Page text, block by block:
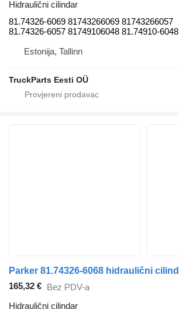
Hidraulični cilindar
81.74326-6069 81743266069 81743266057
81.74326-6057 81749106048 81.74910-6048
Estonija, Tallinn
TruckParts Eesti OÜ
165,32 € Bez PDV-a
Hidraulični cilindar